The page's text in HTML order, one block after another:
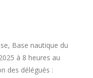
Base nautique du
à 8 heures au
des délégués :